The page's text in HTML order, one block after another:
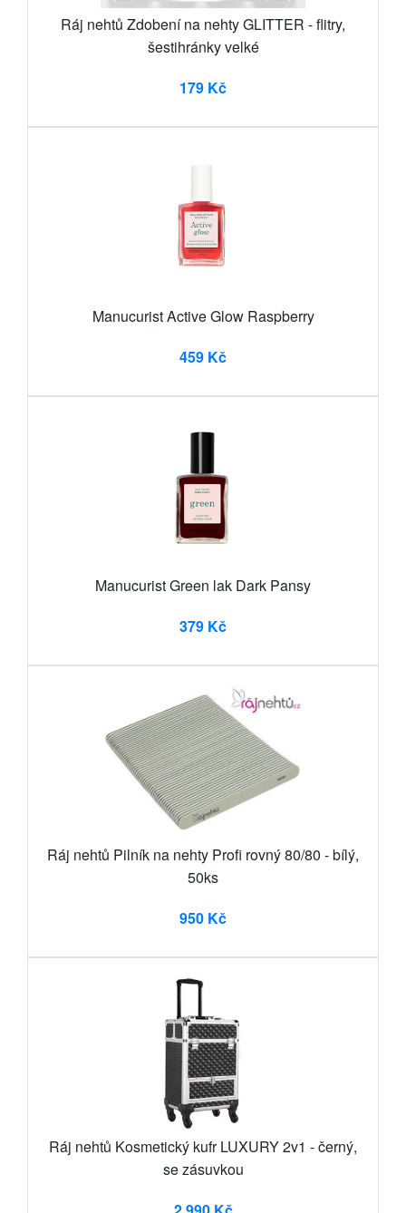
Ráj nehtů Zdobení na nehty GLITTER - flitry,
šestihránky velké
179 Kč
Manucurist Active Glow Raspberry
459 Kč
Manucurist Green lak Dark Pansy
379 Kč
Ráj nehtů Pilník na nehty Profi rovný 80/80 - bílý,
50ks
950 Kč
Ráj nehtů Kosmetický kufr LUXURY 2v1 - černý,
se zásuvkou